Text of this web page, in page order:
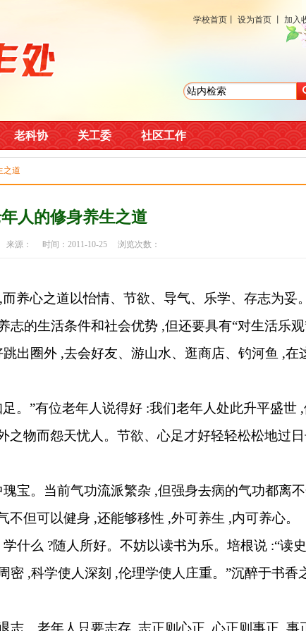
学校首页 设为首页 加入
老科协 关工委 社区工作
之道
人的修身养生之道
来源： 时间：2011-10-25 浏览次数：
,而养心之道以怡情、节欲、导气、乐学、存志为妥。
志的生活条件和社会优势 ,但还要具有“对生活乐观
跳出圈外 ,去会好友、游山水、逛商店、钓河鱼 ,在
。”有位老年人说得好 :我们老年人处此升平盛世 ,
之物而怨天忧人。节欲、心足才好轻轻松松地过
宝。当前气功流派繁杂 ,但强身去病的气功都离
不但可以健身 ,还能够移性 ,外可养生 ,内可养心。
什么 ?随人所好。不妨以读书为乐。培根说 :“读
密 ,科学使人深刻 ,伦理学使人庄重。”沉醉于书香
志。老年人只要志存 志正则心正 ,心正则事正 事